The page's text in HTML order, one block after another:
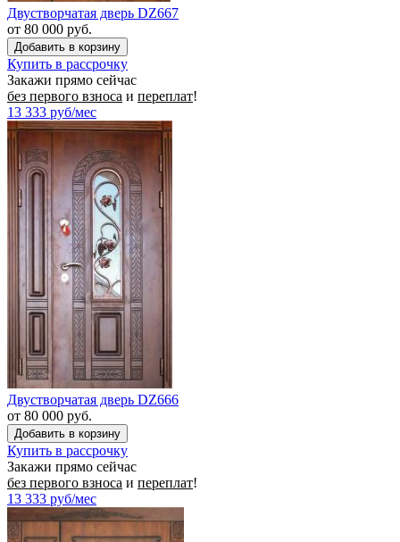
Двустворчатая дверь DZ667
от 80 000 руб.
Купить в рассрочку
Закажи прямо сейчас
без первого взноса и переплат!
13 333 руб/мес
Двустворчатая дверь DZ666
от 80 000 руб.
Купить в рассрочку
Закажи прямо сейчас
без первого взноса и переплат!
13 333 руб/мес